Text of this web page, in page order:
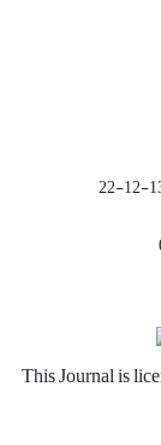
This Journal is